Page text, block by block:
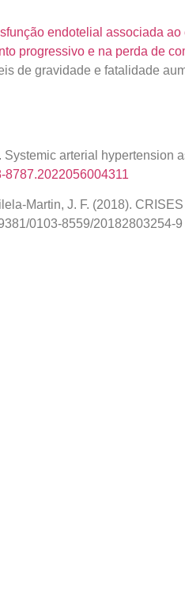
endotelial associada
progressivo e na perda de
de gravidade e fatalidade
arterial hypertension
8787.2022056004311
Martin, J. F. (2018).
0103-8559/20182803254-9